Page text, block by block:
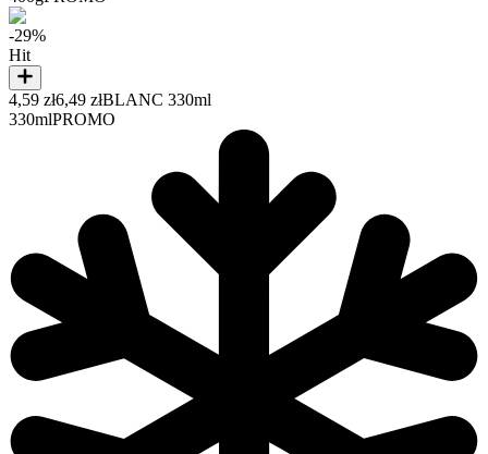
-29%
Hit
4,59 zł6,49 złBLANC 330ml
330mlPROMO